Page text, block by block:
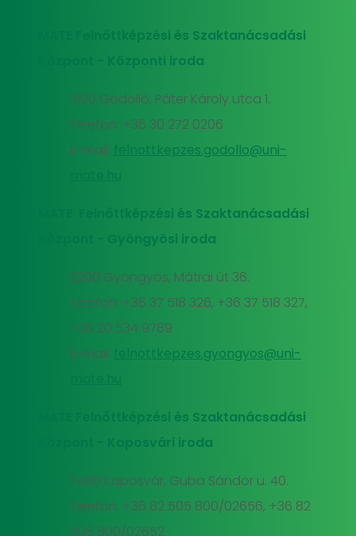
MATE Felnőttképzési és Szaktanácsadási
Központ - Központi iroda
2100 Gödöllő, Páter Károly utca 1.
Telefon: +36 30 272 0206
E-mail:
felnottkepzes.godollo@uni-
MATE Felnőttképzési és Szaktanácsadási
Központ - Gyöngyösi iroda
3200 Gyöngyös, Mátrai út 36.
Telefon: +36 37 518 326, +36 37 518 327,
+36 20 534 9789
E-mail:
felnottkepzes.gyongyos@uni-
MATE Felnőttképzési és Szaktanácsadási
Központ - Kaposvári iroda
7400 Kaposvár, Guba Sándor u. 40.
Telefon: +36 82 505 800/02656, +36 82
505 800/02652